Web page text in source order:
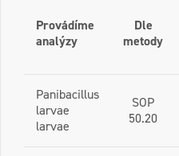
Provádíme
analýzy
Dle
metody
Panibacillus
larvae
larvae
SOP
50.20